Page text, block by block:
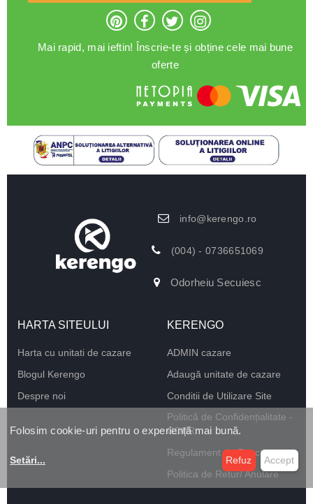
Mai rapid, mai ieftin! Înscrie-te și obține cele mai bune
oferte
info@kerengo.ro
(004) - 0736651069
Odorheiu Secuiesc
HARTA SITEULUI
Harta cu unitati de cazare
Blogul Kerengo
Despre noi
KERENGO
ADMIN cazare
Adaugă unitate de cazare
Conditii de Utilizare Site
Politică de Confidențialitate -
GDPR
Regulament de Funcționare
Politica de Retur/ Anulare
Folosim cookie-uri pentru o experiență mai bună.
Setări... Refuz Accept